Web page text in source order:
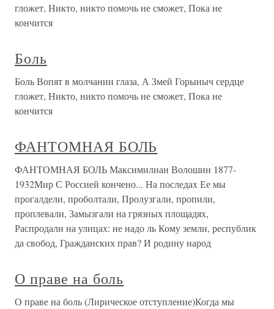
гложет, Никто, никто помочь не сможет, Пока не
кончится
Боль
Боль Вопят в молчании глаза, А Змей Горыныч сердце
гложет, Никто, никто помочь не сможет, Пока не
кончится
ФАНТОМНАЯ БОЛЬ
ФАНТОМНАЯ БОЛЬ Максимилиан Волошин 1877-
1932Мир С Россией кончено... На последах Ее мы
прогалдели, проболтали, Пролузгали, пропили,
проплевали, Замызгали на грязных площадях,
Распродали на улицах: не надо ль Кому земли, республик
да свобод, Гражданских прав? И родину народ
О праве на боль
О праве на боль (Лирическое отступление)Когда мы